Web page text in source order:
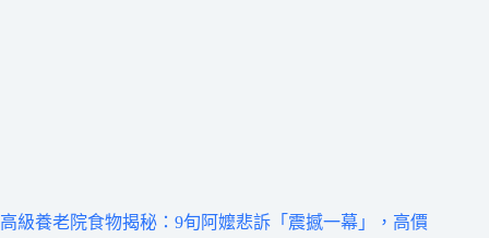
高級養老院食物揭秘：9旬阿嬤悲訴「震撼一幕」，高價